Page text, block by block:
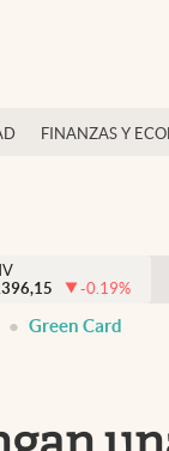
FINANZAS Y
-0.19%
Green Card